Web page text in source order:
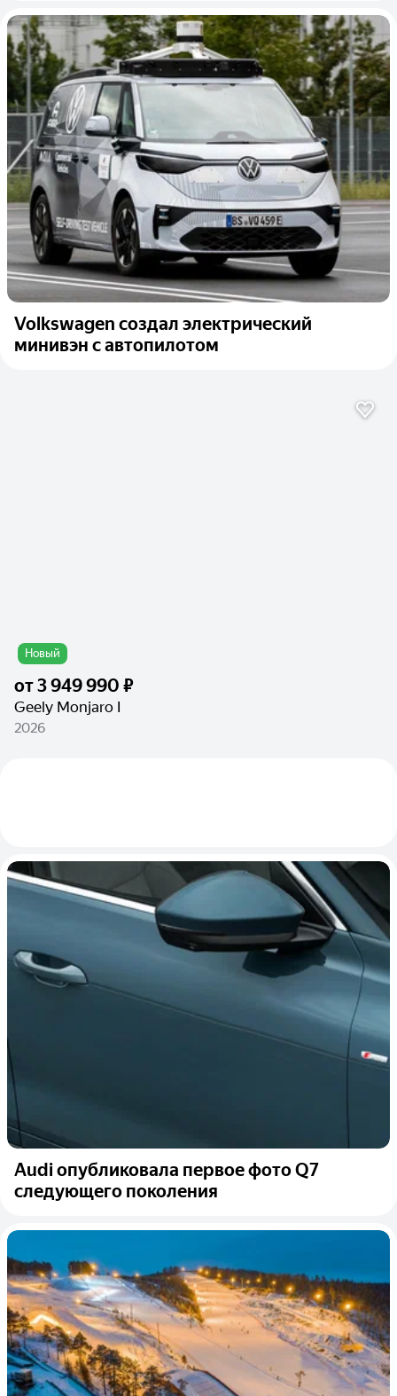
Volkswagen создал электрический
минивэн с автопилотом
Новый
от3 949 990 ₽
Geely Monjaro I
2026
Audi опубликовала первое фото Q7
следующего поколения